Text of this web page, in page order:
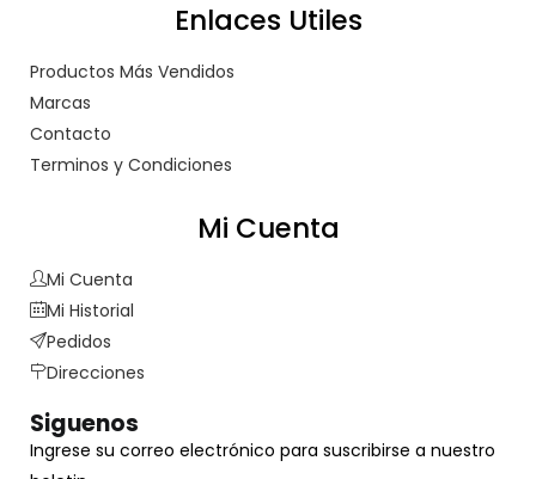
Enlaces Utiles
Productos Más Vendidos
Marcas
Contacto
Terminos y Condiciones
Mi Cuenta
Mi Cuenta
Mi Historial
Pedidos
Direcciones
Siguenos
Ingrese su correo electrónico para suscribirse a nuestro